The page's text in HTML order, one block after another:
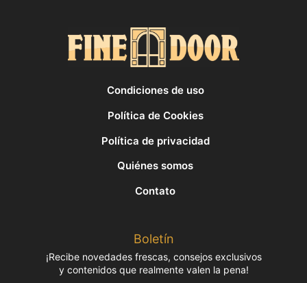
Condiciones de uso
Política de Cookies
Política de privacidad
Quiénes somos
Contato
Boletín
¡Recibe novedades frescas, consejos exclusivos
y contenidos que realmente valen la pena!